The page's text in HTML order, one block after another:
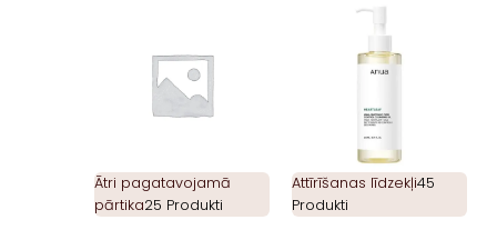
Ātri pagatavojamā
pārtika25 Produkti
Attīrīšanas līdzekļi45
Produkti